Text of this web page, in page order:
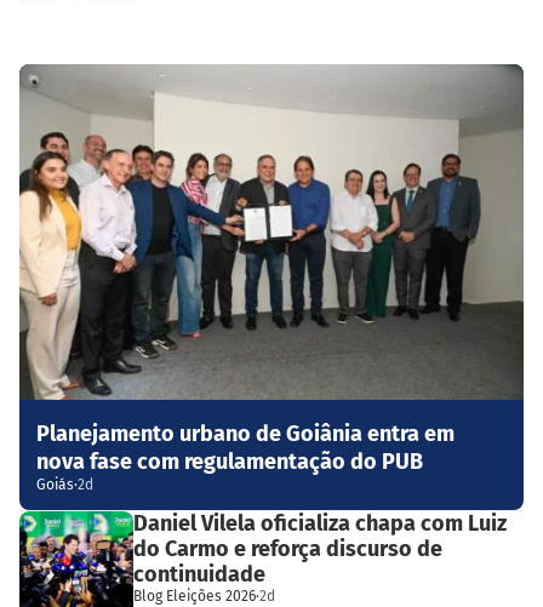
Planejamento urbano de Goiânia entra em
nova fase com regulamentação do PUB
Goiás·2d
Daniel Vilela oficializa chapa com Luiz
do Carmo e reforça discurso de
continuidade
Blog Eleições 2026·2d